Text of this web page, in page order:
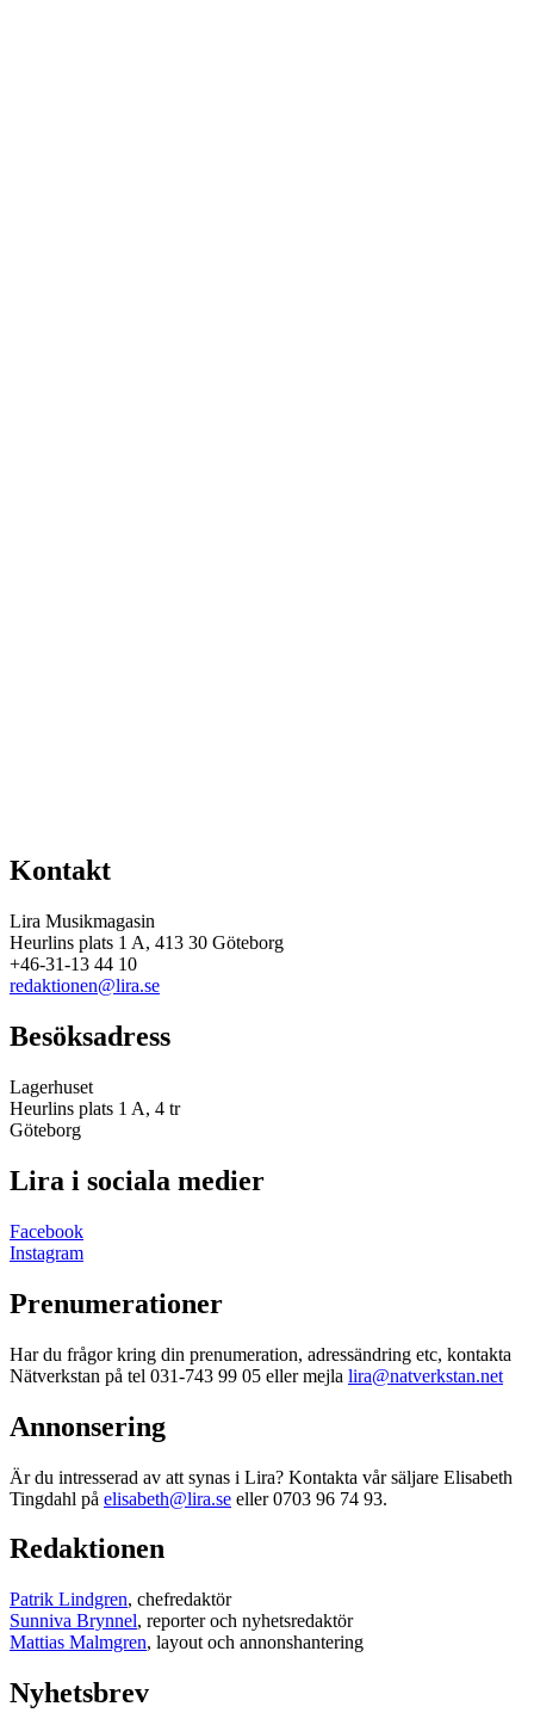
Kontakt
Lira Musikmagasin
Heurlins plats 1 A, 413 30 Göteborg
+46-31-13 44 10
redaktionen@lira.se
Besöksadress
Lagerhuset
Heurlins plats 1 A, 4 tr
Göteborg
Lira i sociala medier
Facebook
Instagram
Prenumerationer
Har du frågor kring din prenumeration, adressändring etc, kontakta
Nätverkstan på tel 031-743 99 05 eller mejla lira@natverkstan.net
Annonsering
Är du intresserad av att synas i Lira? Kontakta vår säljare Elisabeth
Tingdahl på elisabeth@lira.se eller 0703 96 74 93.
Redaktionen
Patrik Lindgren, chefredaktör
Sunniva Brynnel, reporter och nyhetsredaktör
Mattias Malmgren, layout och annonshantering
Nyhetsbrev